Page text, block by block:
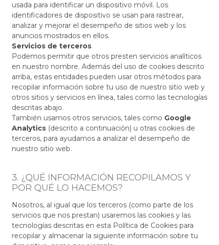
usada para identificar un dispositivo móvil. Los
identificadores de dispositivo se usan para rastrear,
analizar y mejorar el desempeño de sitios web y los
anuncios mostrados en ellos.
Servicios de terceros
Podemos permitir que otros presten servicios analíticos
en nuestro nombre. Además del uso de cookies descrito
arriba, estas entidades pueden usar otros métodos para
recopilar información sobre tu uso de nuestro sitio web y
otros sitios y servicios en línea, tales como las tecnologías
descritas abajo.
También usamos otros servicios, tales como Google
Analytics (descrito a continuación) u otras cookies de
terceros, para ayudarnos a analizar el desempeño de
nuestro sitio web.
3. ¿QUÉ INFORMACIÓN RECOPILAMOS Y
POR QUÉ LO HACEMOS?
Nosotros, al igual que los terceros (como parte de los
servicios que nos prestan) usaremos las cookies y las
tecnologías descritas en esta Política de Cookies para
recopilar y almacenar la siguiente información sobre tu